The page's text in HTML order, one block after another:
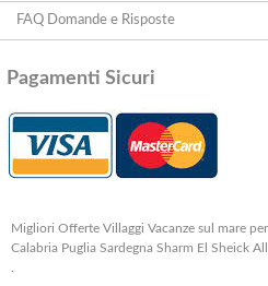
FAQ Domande e Risposte
Pagamenti Sicuri
Migliori Offerte Villaggi Vacanze sul mare
Calabria Puglia Sardegna Sharm El Sheick